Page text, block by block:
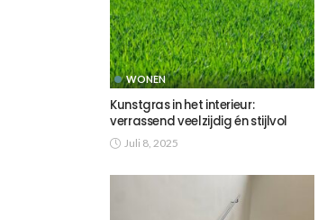
WONEN
Kunstgras in het interieur:
verrassend veelzijdig én stijlvol
Juli 8, 2025